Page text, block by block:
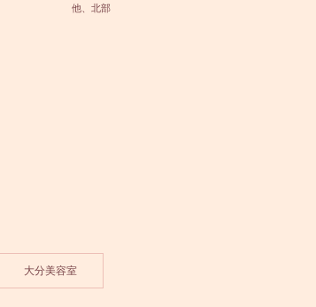
他、北部
大分美容室